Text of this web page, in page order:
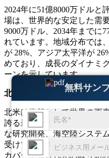
無料サン
2024年に51億8000万ドルと
場は、世界的な安定した需
9000万ドル、2034年までに
れています。地域分布では
が 28%、アジア太平洋が
めており、成長のダイナミ
ーンを示しています。
北米
北米は依然として世界の軍
誇る最大の市場である。こ
な研究開発、海空陸システ
受けています。戦略ミサイ
カバーする近代化の取り組